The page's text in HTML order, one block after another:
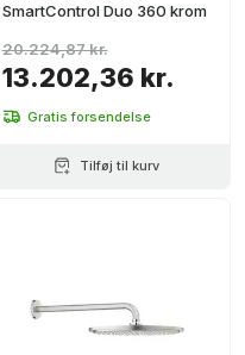
SmartControl Duo 360 krom
13.202,36 kr.
20.224,87 kr.
Gratis forsendelse
Tilføj til kurv